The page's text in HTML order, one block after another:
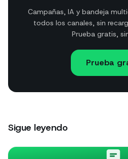
Campañas, IA y bandeja
todos los canales, sin
Prueba gratis,
Prueba
Sigue leyendo